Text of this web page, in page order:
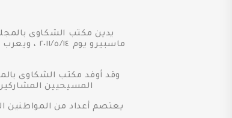
يدين مكتب الشكاوى
ماسبيرو
وقد أوفد مكتب الشكاوى
المسيحيين
يعتصم أعداد من المواطنين